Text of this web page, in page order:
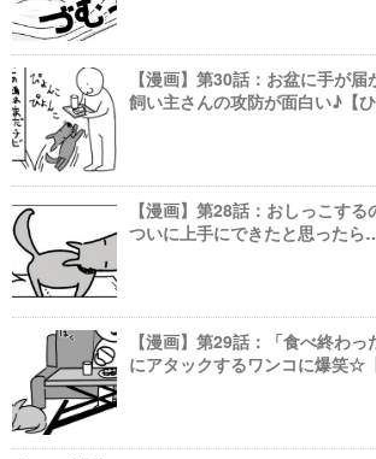
【漫画】第30話：お盆に手が
飼い主さんの攻防が面白い♪【ひ
【漫画】第28話：おしっこす
ついに上手にできたと思ったら
【漫画】第29話：「食べ終わ
にアタックするワンコに爆笑☆